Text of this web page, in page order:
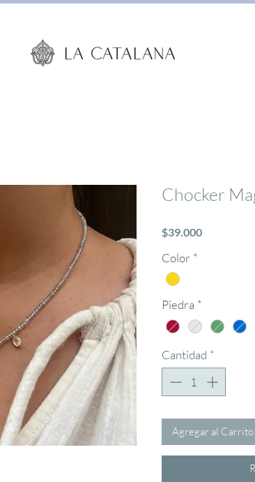
Chocker
$39.000Precio
Color *
Piedra *
Cantidad *
Agregar al Carrito